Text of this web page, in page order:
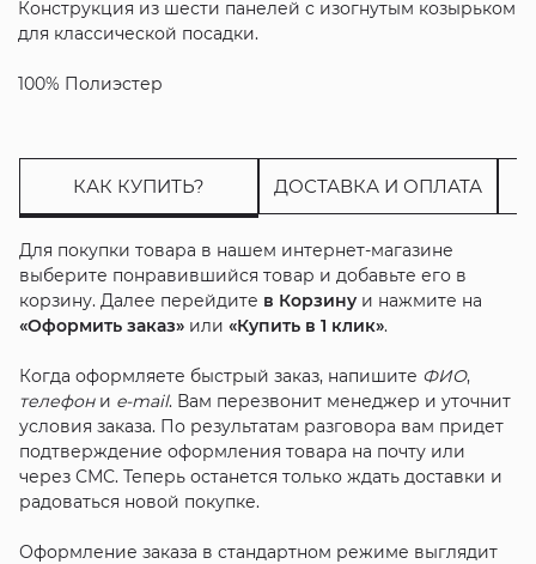
Конструкция из шести панелей с изогнутым козырьком
для классической посадки.
100% Полиэстер
КАК КУПИТЬ? ДОСТАВКА И ОПЛАТА
Для покупки товара в нашем интернет-магазине
выберите понравившийся товар и добавьте его в
корзину. Далее перейдите в Корзинуи нажмите на
«Оформить заказ»или «Купить в 1 клик».
Когда оформляете быстрый заказ, напишите ФИО,
телефони e-mail. Вам перезвонит менеджер и уточнит
условия заказа. По результатам разговора вам придет
подтверждение оформления товара на почту или
через СМС. Теперь останется только ждать доставки и
радоваться новой покупке.
Оформление заказа в стандартном режиме выглядит